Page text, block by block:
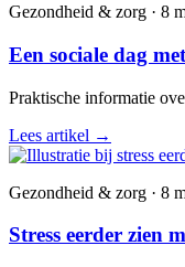
Gezondheid & zorg · 8
Een sociale dag
Praktische informatie
Lees artikel →
Gezondheid & zorg · 8
Stress eerder zien